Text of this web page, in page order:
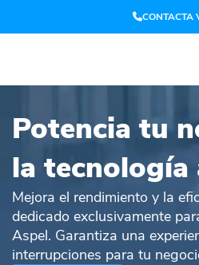
CONTACTA
Potencia tu
la tecnología
Mejora el rendimiento y la
dedicado exclusivamente
Aspel. Garantiza una
interrupciones para tu